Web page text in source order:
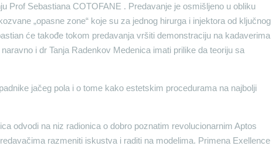
Prof Sebastiana COTOFANE . Predavanje je osmišljeno u obliku
„opasne zone“ koje su za jednog hirurga i injektora od ključnog
će takođe tokom predavanja vršiti demonstraciju na kadaverima
i dr Tanja Radenkov Medenica imati prilike da teoriju sa
jačeg pola i o tome kako estetskim procedurama na najbolji
odvodi na niz radionica o dobro poznatim revolucionarnim Aptos
razmeniti iskustva i raditi na modelima. Primena Exellence